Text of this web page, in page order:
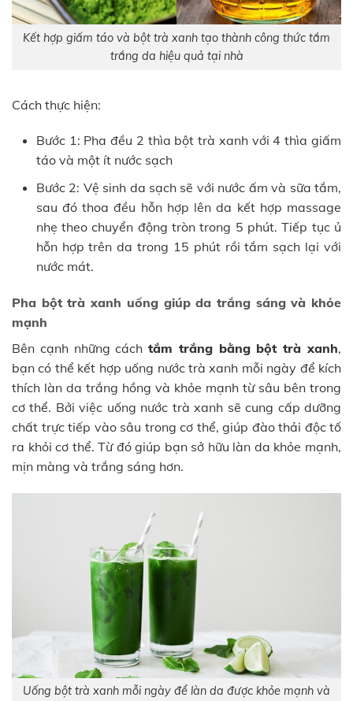
Kết hợp giấm táo và bột trà xanh tạo thành công thức tắm
trắng da hiệu quả tại nhà
Cách thực hiện:
Bước 1: Pha đều 2 thìa bột trà xanh với 4 thìa giấm
táo và một ít nước sạch
Bước 2: Vệ sinh da sạch sẽ với nước ấm và sữa tắm,
sau đó thoa đều hỗn hợp lên da kết hợp massage
nhẹ theo chuyển động tròn trong 5 phút. Tiếp tục ủ
hỗn hợp trên da trong 15 phút rồi tắm sạch lại với
nước mát.
Pha bột trà xanh uống giúp da trắng sáng và khỏe
mạnh
Bên cạnh những cáchtắm trắng bằng bột trà xanh,
bạn có thể kết hợp uống nước trà xanh mỗi ngày để kích
thích làn da trắng hồng và khỏe mạnh từ sâu bên trong
cơ thể. Bởi việc uống nước trà xanh sẽ cung cấp dưỡng
chất trực tiếp vào sâu trong cơ thể, giúp đào thải độc tố
ra khỏi cơ thể. Từ đó giúp bạn sở hữu làn da khỏe mạnh,
mịn màng và trắng sáng hơn.
Uống bột trà xanh mỗi ngày để làn da được khỏe mạnh và